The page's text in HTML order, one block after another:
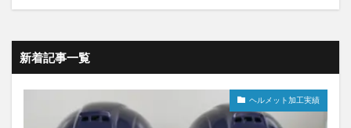
新着記事一覧
ヘルメット加工実績